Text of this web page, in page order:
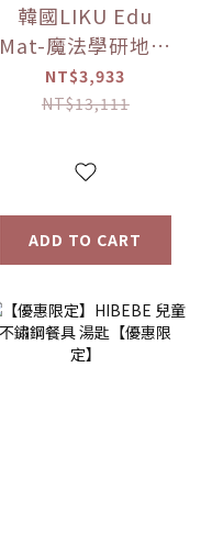
韓國LIKU Edu
Mat-魔法學研地墊
(100公分*140公分)
【優惠限定】(點讀
NT$3,933
NT$13,111
ADD TO CART